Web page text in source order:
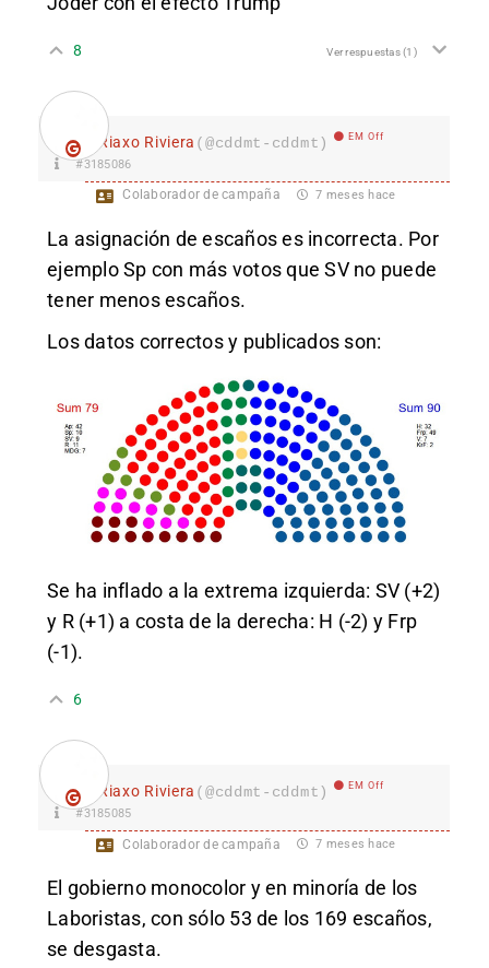
8 Ver respuestas(1)
Riaxo Riviera (@cddmt-cddmt) EM Off
#3185086
Colaborador de campaña 7 meses hace
La asignación de escaños es incorrecta. Por
ejemplo Sp con más votos que SV no puede
tener menos escaños.
Los datos correctos y publicados son:
Se ha inflado a la extrema izquierda: SV (+2)
y R (+1) a costa de la derecha: H (-2) y Frp
(-1).
6
Riaxo Riviera (@cddmt-cddmt) EM Off
#3185085
Colaborador de campaña 7 meses hace
El gobierno monocolor y en minoría de los
Laboristas, con sólo 53 de los 169 escaños,
se desgasta.